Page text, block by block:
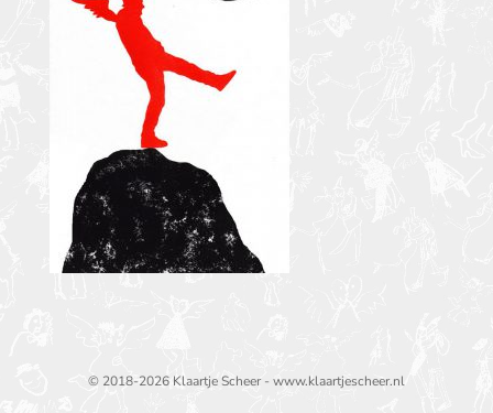
© 2018-2026 Klaartje Scheer - www.klaartjescheer.nl